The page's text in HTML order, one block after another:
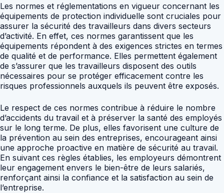
Les normes et réglementations en vigueur concernant les
équipements de protection individuelle sont cruciales pour
assurer la sécurité des travailleurs dans divers secteurs
d’activité. En effet, ces normes garantissent que les
équipements répondent à des exigences strictes en termes
de qualité et de performance. Elles permettent également
de s’assurer que les travailleurs disposent des outils
nécessaires pour se protéger efficacement contre les
risques professionnels auxquels ils peuvent être exposés.
Le respect de ces normes contribue à réduire le nombre
d’accidents du travail et à préserver la santé des employés
sur le long terme. De plus, elles favorisent une culture de
la prévention au sein des entreprises, encourageant ainsi
une approche proactive en matière de sécurité au travail.
En suivant ces règles établies, les employeurs démontrent
leur engagement envers le bien-être de leurs salariés,
renforçant ainsi la confiance et la satisfaction au sein de
l’entreprise.